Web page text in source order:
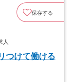
保存する
人
つけて働ける